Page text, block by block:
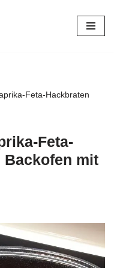
Feta-Hackbraten
Feta-
Backofen mit